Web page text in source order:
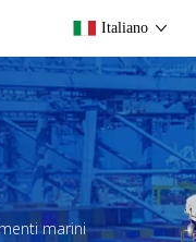
Italiano
marini